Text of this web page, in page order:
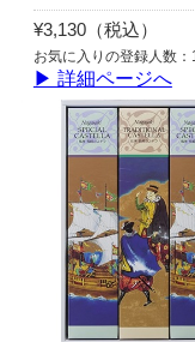
¥3,130（税込）
お気に入りの登録人数：
▶ 詳細ページへ